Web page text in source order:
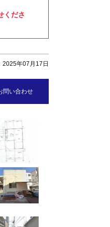
くださ
2025年07月17日
問い合わせ